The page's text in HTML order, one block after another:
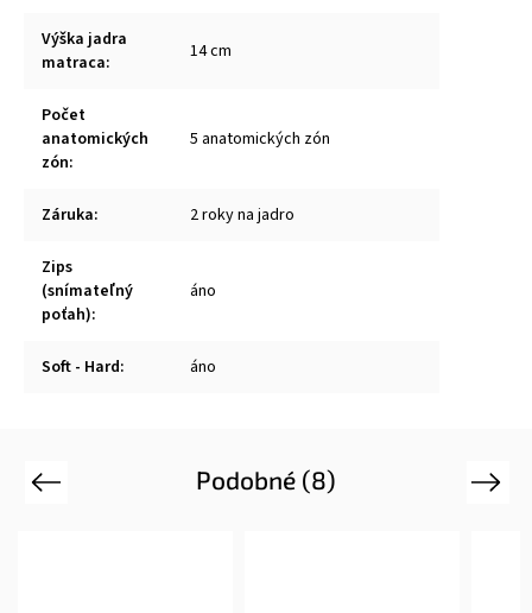
Výška jadra
matraca: 14 cm
Počet
anatomických
zón:
5 anatomických zón
Záruka: 2 roky na jadro
Zips
(snímateľný
poťah):
áno
Soft - Hard: áno
Podobné (8)
Previous Next